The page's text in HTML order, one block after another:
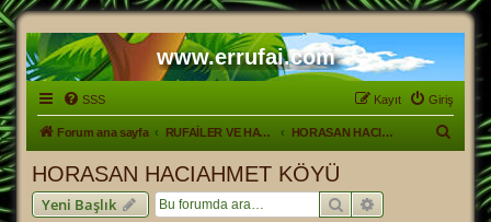
www.errufai.com
SSS Giriş
Kayıt
Forum ana sayfa RUFAİLER VE HAYATLARI HORASAN HACIAHMET KÖYÜ
HORASAN HACIAHMET KÖYÜ
Yeni Başlık Ara Gelişmiş arama